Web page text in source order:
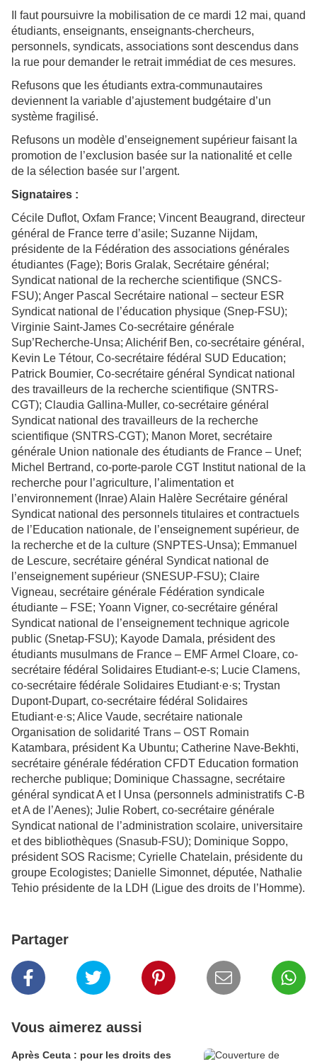
Il faut poursuivre la mobilisation de ce mardi 12 mai, quand
étudiants, enseignants, enseignants-chercheurs,
personnels, syndicats, associations sont descendus dans
la rue pour demander le retrait immédiat de ces mesures.
Refusons que les étudiants extra-communautaires
deviennent la variable d’ajustement budgétaire d’un
système fragilisé.
Refusons un modèle d’enseignement supérieur faisant la
promotion de l’exclusion basée sur la nationalité et celle
de la sélection basée sur l’argent.
Signataires :
Cécile Duflot, Oxfam France; Vincent Beaugrand, directeur
général de France terre d’asile; Suzanne Nijdam,
présidente de la Fédération des associations générales
étudiantes (Fage); Boris Gralak, Secrétaire général;
Syndicat national de la recherche scientifique (SNCS-
FSU); Anger Pascal Secrétaire national – secteur ESR
Syndicat national de l’éducation physique (Snep-FSU);
Virginie Saint-James Co-secrétaire générale
Sup’Recherche-Unsa; Alichérif Ben, co-secrétaire général,
Kevin Le Tétour, Co-secrétaire fédéral SUD Education;
Patrick Boumier, Co-secrétaire général Syndicat national
des travailleurs de la recherche scientifique (SNTRS-
CGT); Claudia Gallina-Muller, co-secrétaire général
Syndicat national des travailleurs de la recherche
scientifique (SNTRS-CGT); Manon Moret, secrétaire
générale Union nationale des étudiants de France – Unef;
Michel Bertrand, co-porte-parole CGT Institut national de la
recherche pour l’agriculture, l’alimentation et
l’environnement (Inrae) Alain Halère Secrétaire général
Syndicat national des personnels titulaires et contractuels
de l’Education nationale, de l’enseignement supérieur, de
la recherche et de la culture (SNPTES-Unsa); Emmanuel
de Lescure, secrétaire général Syndicat national de
l’enseignement supérieur (SNESUP-FSU); Claire
Vigneau, secrétaire générale Fédération syndicale
étudiante – FSE; Yoann Vigner, co-secrétaire général
Syndicat national de l’enseignement technique agricole
public (Snetap-FSU); Kayode Damala, président des
étudiants musulmans de France – EMF Armel Cloare, co-
secrétaire fédéral Solidaires Etudiant-e-s; Lucie Clamens,
co-secrétaire fédérale Solidaires Etudiant·e·s; Trystan
Dupont-Dupart, co-secrétaire fédéral Solidaires
Etudiant·e·s; Alice Vaude, secrétaire nationale
Organisation de solidarité Trans – OST Romain
Katambara, président Ka Ubuntu; Catherine Nave-Bekhti,
secrétaire générale fédération CFDT Education formation
recherche publique; Dominique Chassagne, secrétaire
général syndicat A et I Unsa (personnels administratifs C-B
et A de l’Aenes); Julie Robert, co-secrétaire générale
Syndicat national de l’administration scolaire, universitaire
et des bibliothèques (Snasub-FSU); Dominique Soppo,
président SOS Racisme; Cyrielle Chatelain, présidente du
groupe Ecologistes; Danielle Simonnet, députée, Nathalie
Tehio présidente de la LDH (Ligue des droits de l’Homme).
Partager
Vous aimerez aussi
Après Ceuta : pour les droits des